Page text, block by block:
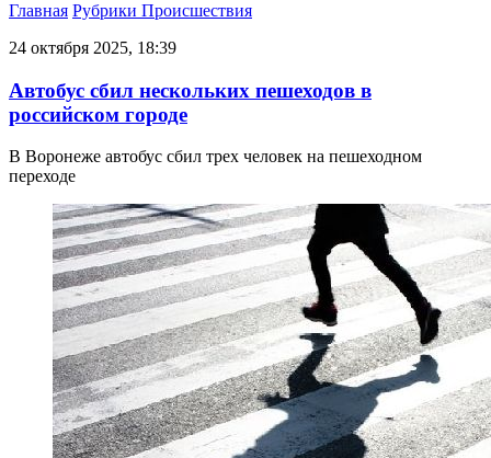
Главная Рубрики Происшествия
24 октября 2025, 18:39
Автобус сбил нескольких пешеходов в
российском городе
В Воронеже автобус сбил трех человек на пешеходном
переходе